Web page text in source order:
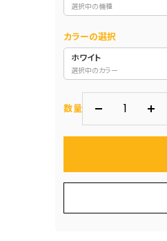
選択中の機種
カラーの選択
ホワイト
選択中のカラー
数量
量
減
す
数
量
増
す